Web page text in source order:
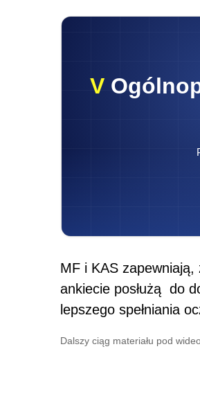
V
MF i KAS
ankiecie posłużą do
lepszego spełniania
Dalszy ciąg materiału pod